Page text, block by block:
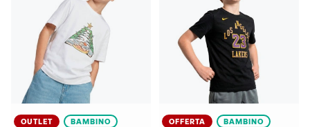
OUTLET BAMBINO OFFERTA BAMBINO